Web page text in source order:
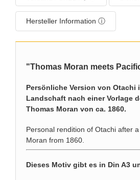
Hersteller Information ⓘ
"Thomas Moran meets
Persönliche Version von Otachi
Landschaft nach einer Vorlage
Thomas Moran von ca. 1860.
Personal rendition of Otachi after
Moran from 1860.
Dieses Motiv gibt es in Din A3